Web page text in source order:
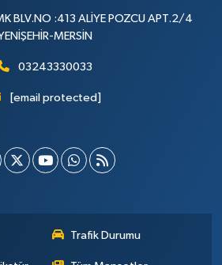
BLV.NO :413 ALİYE POZCU APT.2/4
MERSİN
03243330033
[email protected]
Trafik Durumu